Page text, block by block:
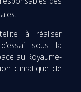
à réaliser
sous la
au Royaume-
climatique clé